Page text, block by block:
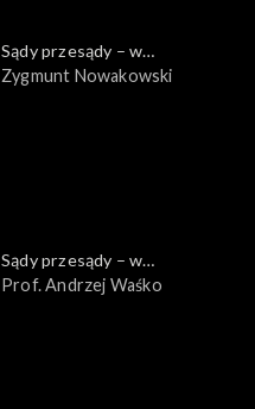
Sądy przesądy – w
powiększeniu
Zygmunt Nowakowski
Sądy przesądy – w
powiększeniu
Prof. Andrzej Waśko